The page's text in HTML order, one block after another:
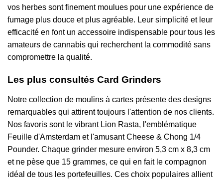
vos herbes sont finement moulues pour une expérience de
fumage plus douce et plus agréable. Leur simplicité et leur
efficacité en font un accessoire indispensable pour tous les
amateurs de cannabis qui recherchent la commodité sans
compromettre la qualité.
Les plus consultés Card Grinders
Notre collection de moulins à cartes présente des designs
remarquables qui attirent toujours l'attention de nos clients.
Nos favoris sont le vibrant Lion Rasta, l'emblématique
Feuille d'Amsterdam et l'amusant Cheese & Chong 1/4
Pounder. Chaque grinder mesure environ 5,3 cm x 8,3 cm
et ne pèse que 15 grammes, ce qui en fait le compagnon
idéal de tous les portefeuilles. Ces choix populaires allient